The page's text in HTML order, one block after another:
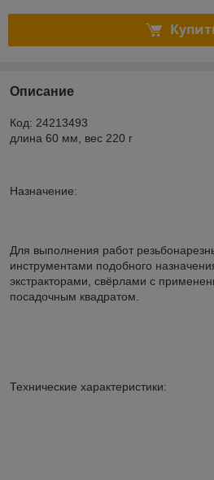
Описание
Код: 24213493
длина 60 мм, вес 220 г
Назначение:
Для выполнения работ
инструментами подобного
экстракторами, свёрлами с
посадочным квадратом.
Технические характеристики: